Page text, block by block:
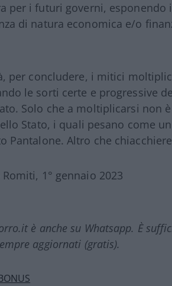
per i futuri governi, esponendo
di natura economica e/o
per concludere, i mitici
le sorti certe e progressive
Solo che a moltiplicarsi non
Stato, i quali pesano come
Pantalone. Altro che
1° gennaio 2023
è anche su Whatsapp. È
aggiornati (gratis).